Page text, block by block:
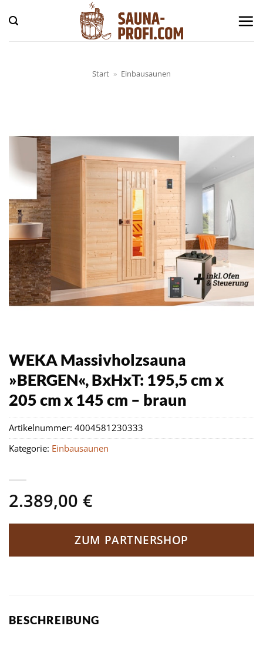
Inhalt
springen
Start » Einbausaunen
WEKA Massivholzsauna
»BERGEN«, BxHxT: 195,5 cm x
205 cm x 145 cm – braun
2.389,00 €
ZUM PARTNERSHOP
Artikelnummer: 4004581230333
Kategorie: Einbausaunen
BESCHREIBUNG